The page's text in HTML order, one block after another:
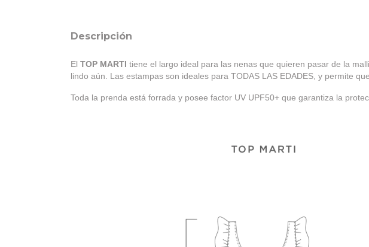
Descripción
El TOP MARTI tiene el largo ideal para las nenas que quieren pasar de la
lindo aún. Las estampas son ideales para TODAS LAS EDADES, y permite
Toda la prenda está forrada y posee factor UV UPF50+ que garantiza la